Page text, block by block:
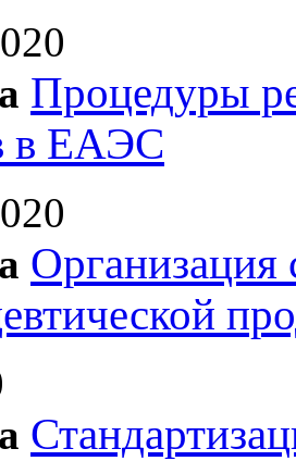
Процедуры
в ЕАЭС
Организация